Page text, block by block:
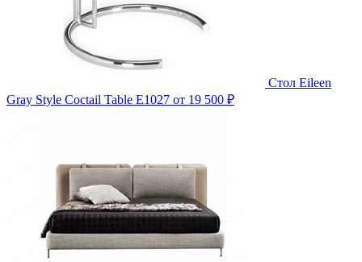
Стол Eileen
Gray Style Coctail Table E1027 от 19 500 ₽